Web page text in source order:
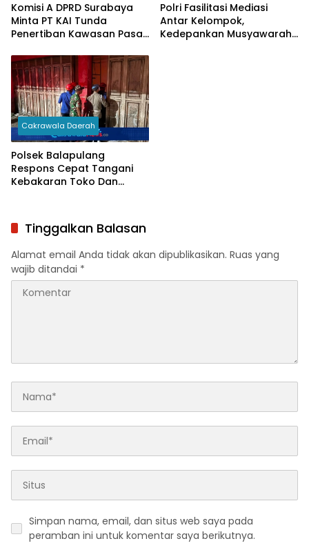
Komisi A DPRD Surabaya
Minta PT KAI Tunda
Penertiban Kawasan Pasar
Rampung
Polri Fasilitasi Mediasi
Antar Kelompok,
Kedepankan Musyawarah
Cakrawala Daerah
Polsek Balapulang
Respons Cepat Tangani
Kebakaran Toko Dan
Tinggalkan Balasan
Alamat email Anda tidak akan dipublikasikan. Ruas yang
wajib ditandai *
Simpan nama, email, dan situs web saya pada
peramban ini untuk komentar saya berikutnya.